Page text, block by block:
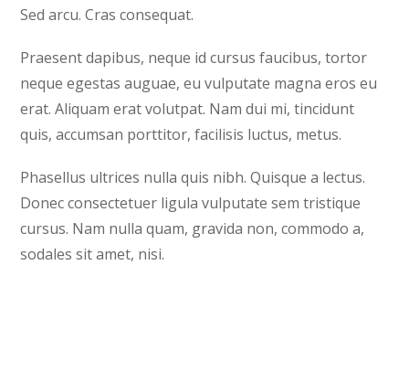
Sed arcu. Cras consequat.
Praesent dapibus, neque id cursus faucibus, tortor
neque egestas auguae, eu vulputate magna eros eu
erat. Aliquam erat volutpat. Nam dui mi, tincidunt
quis, accumsan porttitor, facilisis luctus, metus.
Phasellus ultrices nulla quis nibh. Quisque a lectus.
Donec consectetuer ligula vulputate sem tristique
cursus. Nam nulla quam, gravida non, commodo a,
sodales sit amet, nisi.